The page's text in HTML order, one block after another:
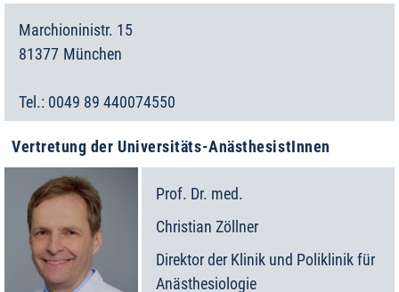
Marchioninistr. 15
81377 München
0049 89 440074550
Vertretung der Universitäts-AnästhesistInnen
Prof. Dr. med.
Christian Zöllner
Direktor der Klinik und Poliklinik für
Anästhesiologie